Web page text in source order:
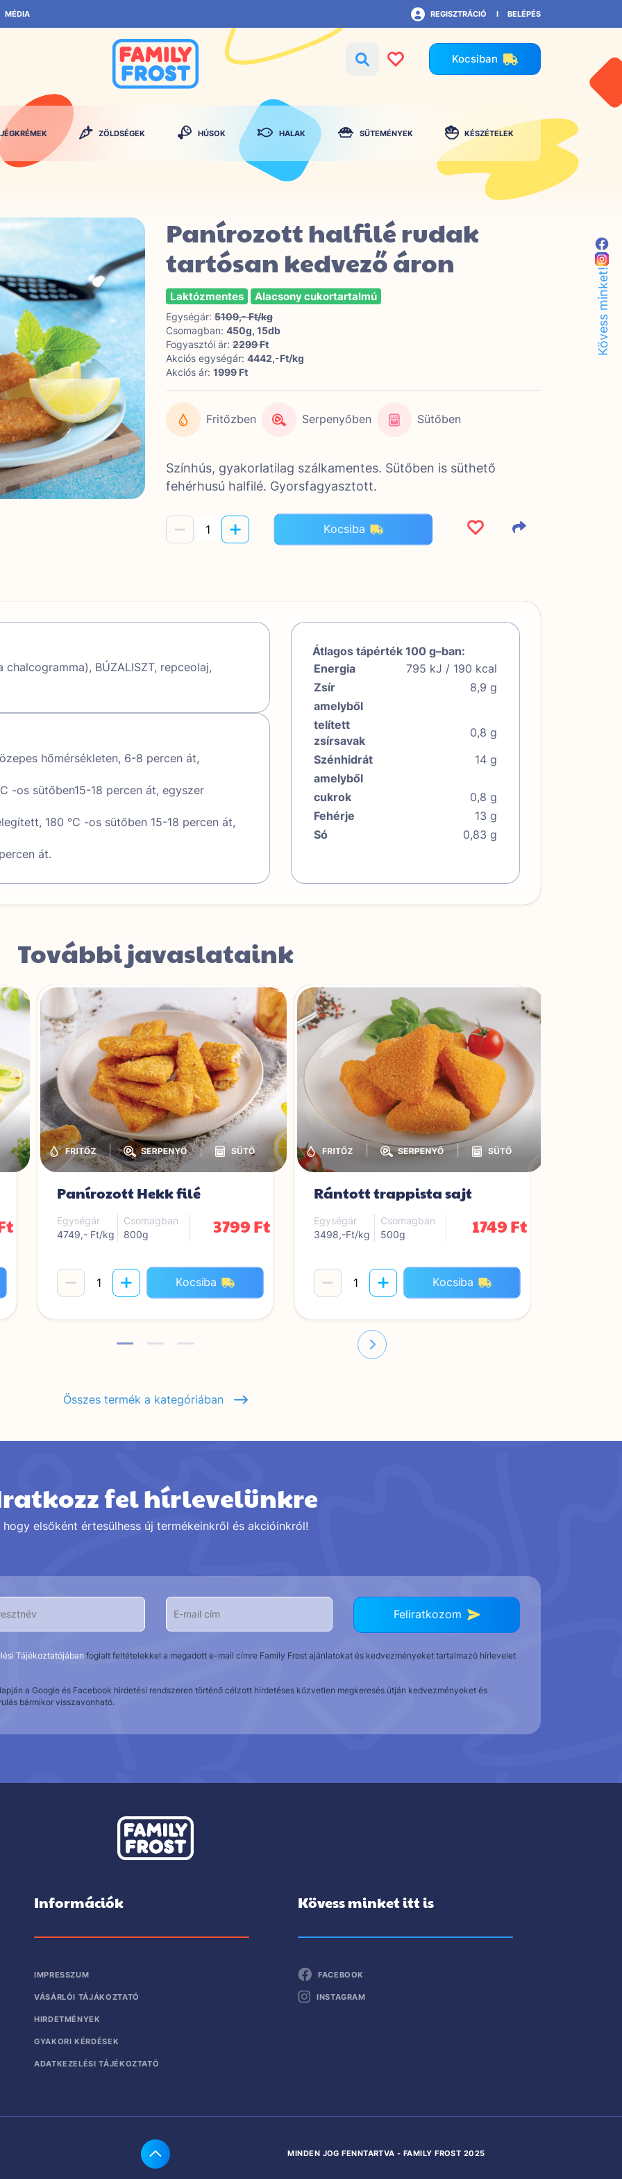
MÉDIA REGISZTRÁCIÓ BELÉPÉS
Kocsiban
JÉGKRÉMEK ZÖLDSÉGEK HÚSOK HALAK SÜTEMÉNYEK KÉSZÉTELEK
Panírozott halfilé rudak
tartósan kedvező áron
Laktózmentes Alacsony cukortartalmú
Egységár: 5109,- Ft/kg
Csomagban: 450g, 15db
Fogyasztói ár: 2299 Ft
Akciós egységár: 4442,-Ft/kg
Akciós ár: 1999 Ft
Fritőzben Serpenyőben Sütőben
Színhús, gyakorlatilag szálkamentes. Sütőben is süthető
fehérhusú halfilé. Gyorsfagyasztott.
Kocsiba
chalcogramma), BÚZALISZT, repceolaj,
hőmérsékleten, 6-8 percen át,
-os sütőben15-18 percen át, egyszer
180 °C -os sütőben 15-18 percen át,
át.
Átlagos tápérték 100 g–ban:
Energia
795 kJ / 190 kcal
Zsír
8,9 g
amelyből
telített
zsírsavak
0,8 g
Szénhidrát
14 g
amelyből
cukrok
0,8 g
Fehérje
13 g
Só
0,83 g
További javaslataink
| |
Panírozott Hekk filé
Egységár
4749,- Ft/kg
Csomagban
800g
3799 Ft
Kocsiba
|
Rántott trappista sajt
Egységár
3498,-Ft/kg
Csomagban
500g
1749 Ft
Kocsiba
Összes termék a kategóriában
fel hírlevelünkre
hogy elsőként értesülhess új termékeinkről és akcióinkról!
Feliratkozom
Tájékoztatójában foglalt feltételekkel a megadott e-mail címre Family Frost ajánlatokat és kedvezményeket tartalmazó hírlevelet
a Google és Facebook hirdetési rendszeren történő célzott hirdetéses közvetlen megkeresés útján kedvezményeket és
bármikor visszavonható.
Információk
IMPRESSZUM
VÁSÁRLÓI TÁJÁKOZTATÓ
HIRDETMÉNYEK
GYAKORI KÉRDÉSEK
ADATKEZELÉSI TÁJÉKOZTATÓ
Kövess minket itt is
FACEBOOK
INSTAGRAM
MINDEN JOG FENNTARTVA - FAMILY FROST 2025
Kövess minket!